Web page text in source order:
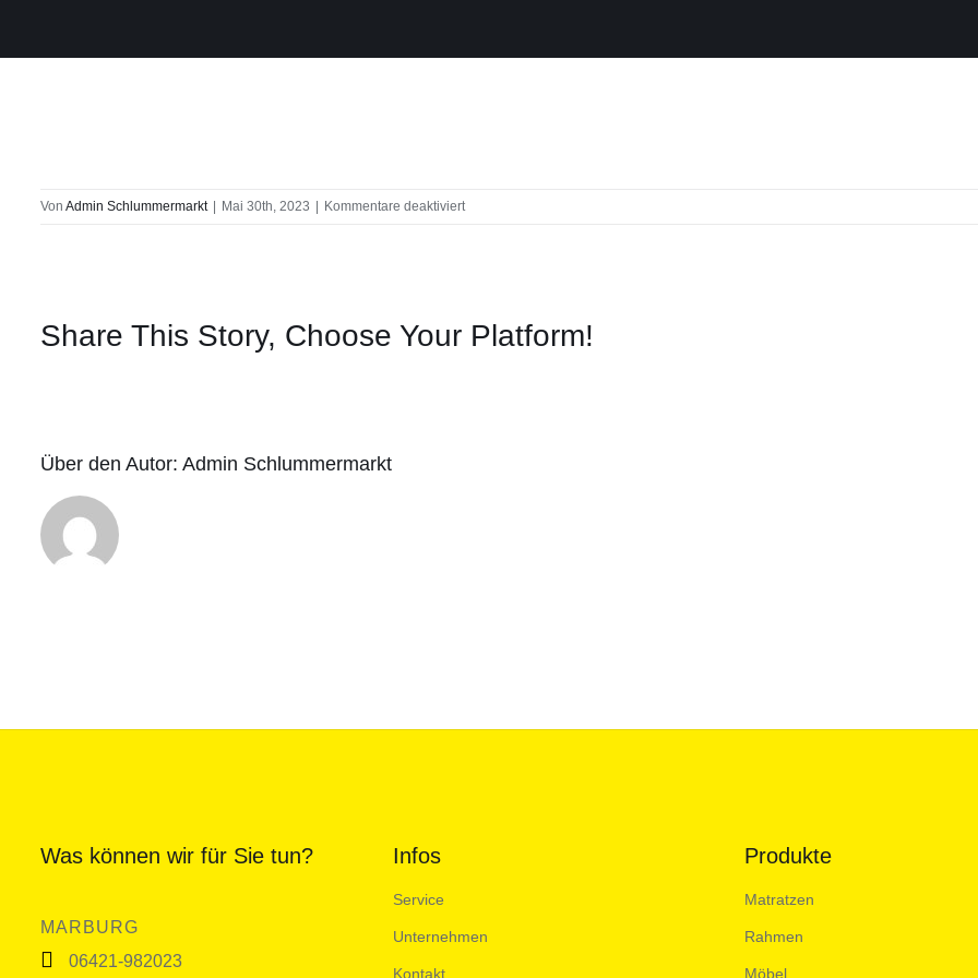
Von Admin Schlummermarkt Mai 30th, 2023 Kommentare deaktiviertfür
Share This Story, Choose Your Platform!
Über den Autor: Admin Schlummermarkt
Was können wir für Sie tun?
MARBURG
06421-982023
Infos
Service
Unternehmen
Kontakt
Produkte
Matratzen
Rahmen
Möbel